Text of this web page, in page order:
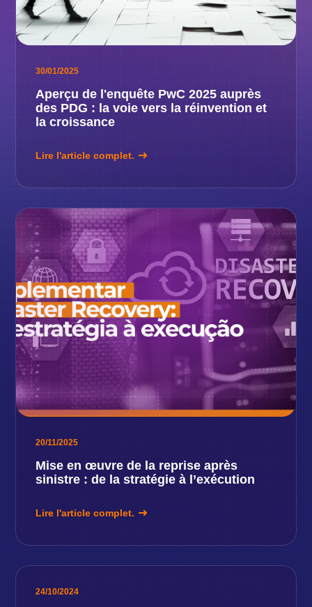
30/01/2025
Aperçu de l'enquête PwC 2025 auprès
des PDG : la voie vers la réinvention et
la croissance
Lire l'article complet.
20/11/2025
Mise en œuvre de la reprise après
sinistre : de la stratégie à l’exécution
Lire l'article complet.
24/10/2024